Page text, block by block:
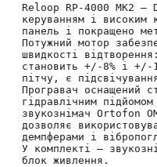
Reloop RP-4000 MK2 —
керуванням і високим
панель і покращено
Потужний мотор
швидкості
становить +/-8% і +/-
пітчу, є
Програвач оснащений
гідравлічним
звукознімач Ortofon
дозволяє
демпферами і
У комплекті —
блок живлення.